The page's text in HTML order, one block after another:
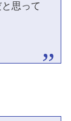
思って